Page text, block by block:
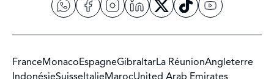
FranceMonacoEspagneGibraltarLa RéunionAngleterre